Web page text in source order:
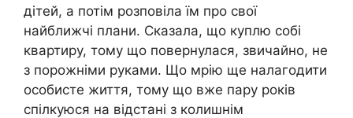
дітей, а потім розповіла їм про свої
найближчі плани. Сказала, що куплю собі
квартиру, тому що повернулася, звичайно, не
з порожніми руками. Що мрію ще налагодити
особисте життя, тому що вже пару років
спілкуюся на відстані з колишнім